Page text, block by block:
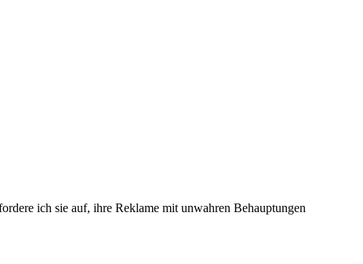
ich sie auf, ihre Reklame mit unwahren Behauptungen